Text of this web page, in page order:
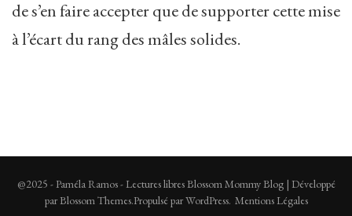
de s’en faire accepter que de supporter cette mise
à l’écart du rang des mâles solides.
@2025 - Paméla Ramos - Lectures libresBlossom Mommy Blog | Développé
parBlossom Themes.Propulsé parWordPress. Mentions Légales